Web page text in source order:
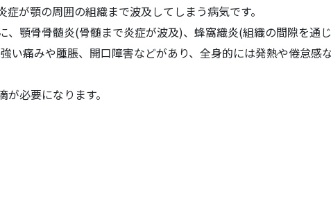
が顎の周囲の組織まで波及してしまう病気です。
顎骨骨髄炎(骨髄まで炎症が波及)、蜂窩織炎(組織の間隙を通
い痛みや腫脹、開口障害などがあり、全身的には発熱や倦怠感
必要になります。